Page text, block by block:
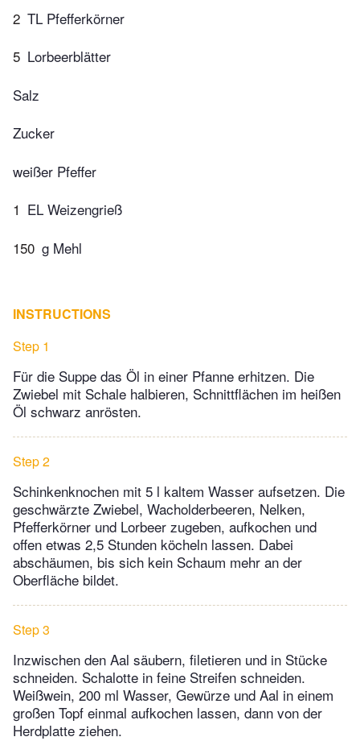
2 TL Pfefferkörner
5 Lorbeerblätter
Salz
Zucker
weißer Pfeffer
1 EL Weizengrieß
150 g Mehl
INSTRUCTIONS
Step 1
Für die Suppe das Öl in einer Pfanne erhitzen. Die
Zwiebel mit Schale halbieren, Schnittflächen im heißen
Öl schwarz anrösten.
Step 2
Schinkenknochen mit 5 l kaltem Wasser aufsetzen. Die
geschwärzte Zwiebel, Wacholderbeeren, Nelken,
Pfefferkörner und Lorbeer zugeben, aufkochen und
offen etwas 2,5 Stunden köcheln lassen. Dabei
abschäumen, bis sich kein Schaum mehr an der
Oberfläche bildet.
Step 3
Inzwischen den Aal säubern, filetieren und in Stücke
schneiden. Schalotte in feine Streifen schneiden.
Weißwein, 200 ml Wasser, Gewürze und Aal in einem
großen Topf einmal aufkochen lassen, dann von der
Herdplatte ziehen.